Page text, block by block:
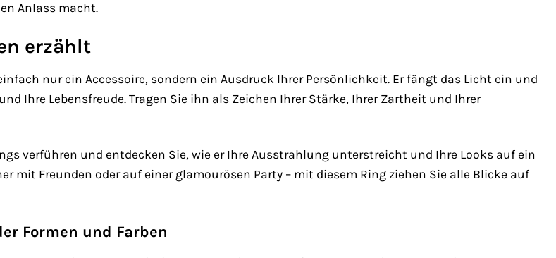
Anlass macht.
erzählt
nur ein Accessoire, sondern ein Ausdruck Ihrer Persönlichkeit. Er fängt das Licht ein und
Ihre Lebensfreude. Tragen Sie ihn als Zeichen Ihrer Stärke, Ihrer Zartheit und Ihrer
verführen und entdecken Sie, wie er Ihre Ausstrahlung unterstreicht und Ihre Looks auf ein
mit Freunden oder auf einer glamourösen Party – mit diesem Ring ziehen Sie alle Blicke auf
Formen und Farben